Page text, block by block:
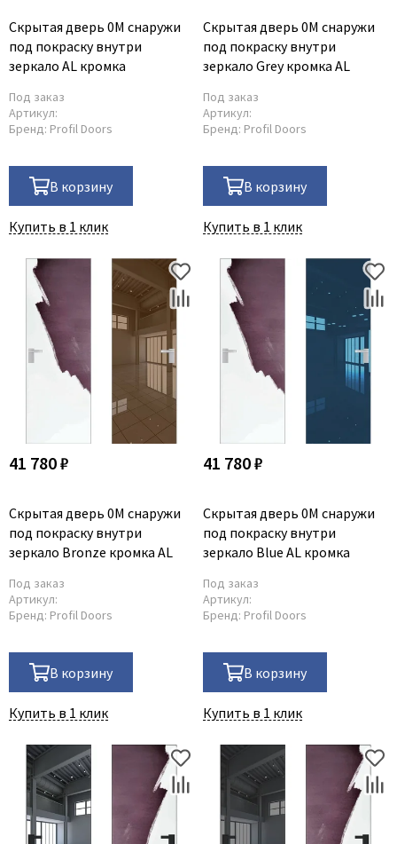
Скрытая дверь 0M снаружи
под покраску внутри
зеркало AL кромка
Под заказ
Артикул:
Бренд: Profil Doors
В корзину
Купить в 1 клик
Скрытая дверь 0M снаружи
под покраску внутри
зеркало Grey кромка AL
Под заказ
Артикул:
Бренд: Profil Doors
В корзину
Купить в 1 клик
41 780 ₽
Скрытая дверь 0M снаружи
под покраску внутри
зеркало Bronze кромка AL
Под заказ
Артикул:
Бренд: Profil Doors
В корзину
Купить в 1 клик
41 780 ₽
Скрытая дверь 0M снаружи
под покраску внутри
зеркало Blue AL кромка
Под заказ
Артикул:
Бренд: Profil Doors
В корзину
Купить в 1 клик